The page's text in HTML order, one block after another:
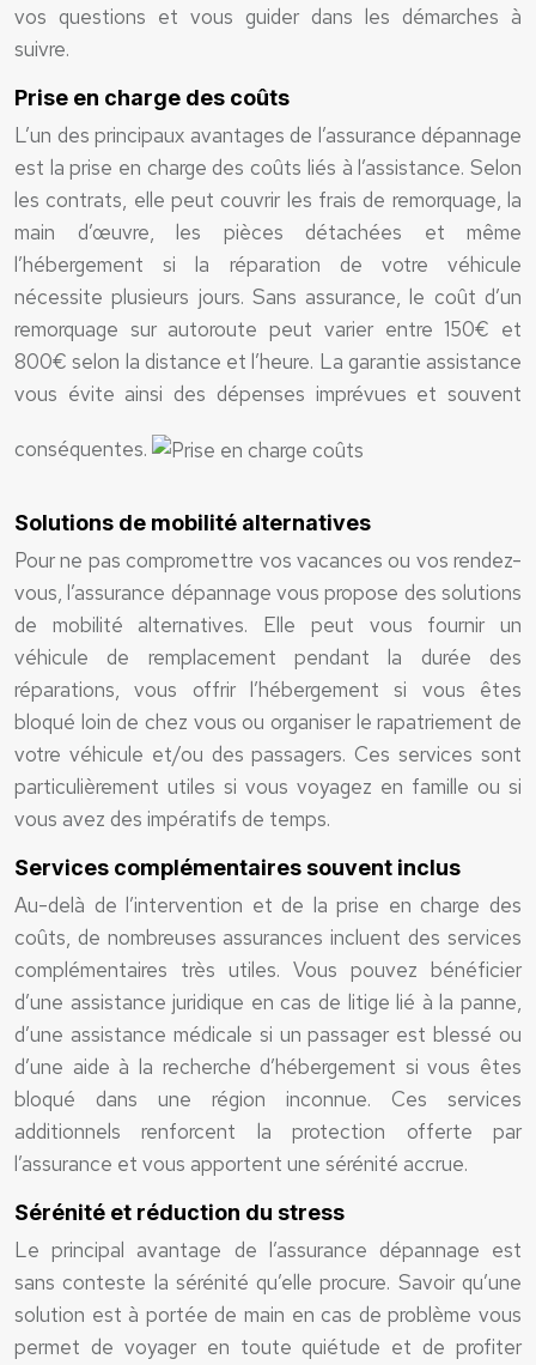
vos questions et vous guider dans les démarches à
suivre.
Prise en charge des coûts
L’un des principaux avantages de l’assurance dépannage
est la prise en charge des coûts liés à l’assistance. Selon
les contrats, elle peut couvrir les frais de remorquage, la
main d’œuvre, les pièces détachées et même
l’hébergement si la réparation de votre véhicule
nécessite plusieurs jours. Sans assurance, le coût d’un
remorquage sur autoroute peut varier entre 150€ et
800€ selon la distance et l’heure. La garantie assistance
vous évite ainsi des dépenses imprévues et souvent
conséquentes.
Solutions de mobilité alternatives
Pour ne pas compromettre vos vacances ou vos rendez-
vous, l’assurance dépannage vous propose des solutions
de mobilité alternatives. Elle peut vous fournir un
véhicule de remplacement pendant la durée des
réparations, vous offrir l’hébergement si vous êtes
bloqué loin de chez vous ou organiser le rapatriement de
votre véhicule et/ou des passagers. Ces services sont
particulièrement utiles si vous voyagez en famille ou si
vous avez des impératifs de temps.
Services complémentaires souvent inclus
Au-delà de l’intervention et de la prise en charge des
coûts, de nombreuses assurances incluent des services
complémentaires très utiles. Vous pouvez bénéficier
d’une assistance juridique en cas de litige lié à la panne,
d’une assistance médicale si un passager est blessé ou
d’une aide à la recherche d’hébergement si vous êtes
bloqué dans une région inconnue. Ces services
additionnels renforcent la protection offerte par
l’assurance et vous apportent une sérénité accrue.
Sérénité et réduction du stress
Le principal avantage de l’assurance dépannage est
sans conteste la sérénité qu’elle procure. Savoir qu’une
solution est à portée de main en cas de problème vous
permet de voyager en toute quiétude et de profiter